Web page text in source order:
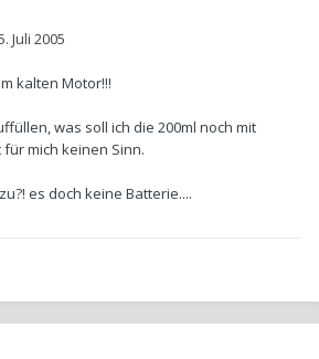
Juli 2005
kalten Motor!!!
was soll ich die 200ml noch mit
mich keinen Sinn.
es doch keine Batterie....